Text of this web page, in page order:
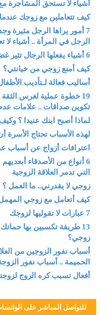
أشياء لا تستحق المشاجرة
كيف تتعاملين مع زوجك
7 أمور يراها الرجل مثيرة
الرجل في المرأة .. أشياء لا
6 أشياء يفعلها الرجال تثير غضب المرأة
كيف أمنع زوجي من خيانتي؟
أساليب فعالة لـتأديب
19 خطوة عملية لغرس
تكوين صداقات .. علامات
لماذا أصبح ابنك عنيدا ؟
لهذه الأسباب تحتاج الأسرة
اعترافات أزواج عن أسباب
6 أنواع من الأصدقاء
التي تدمر العلاقة الزوجية
زوجي لا يقدرني.. ما العمل ؟
كيف أتعامل مع زوجي
7 عبارات لا تقوليها لزوجك
13 طريقة تكسبين بها
زوجي؟
أسباب نفور الزوجين من
الحميمة .. أسباب نفور
أفعال تسبب كره الزوج
للتواصل المباشر على